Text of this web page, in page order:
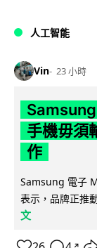
人工智能
Vin 23 小時
手機毋須
作
Samsung 電子
表示，品牌正推
文